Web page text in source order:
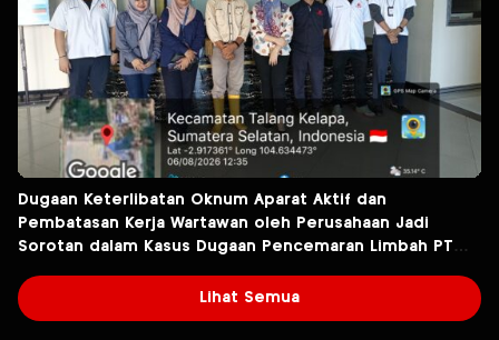
Dugaan Keterlibatan Oknum Aparat Aktif dan
Pembatasan Kerja Wartawan oleh Perusahaan Jadi
Sorotan dalam Kasus Dugaan Pencemaran Limbah PT
Lihat Semua